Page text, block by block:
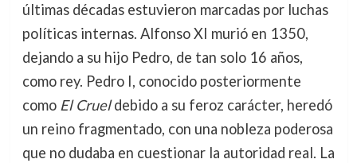
últimas décadas estuvieron marcadas por luchas
políticas internas. Alfonso XI murió en 1350,
dejando a su hijo Pedro, de tan solo 16 años,
como rey. Pedro I, conocido posteriormente
como El Crueldebido a su feroz carácter, heredó
un reino fragmentado, con una nobleza poderosa
que no dudaba en cuestionar la autoridad real. La